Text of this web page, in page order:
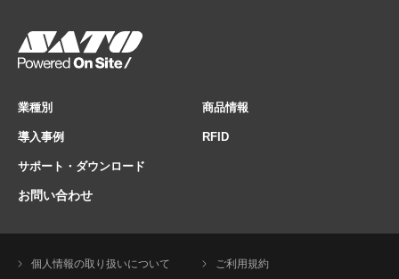
業種別 商品情報
導入事例 RFID
サポート・ダウンロード
お問い合わせ
個人情報の取り扱いについて ご利用規約